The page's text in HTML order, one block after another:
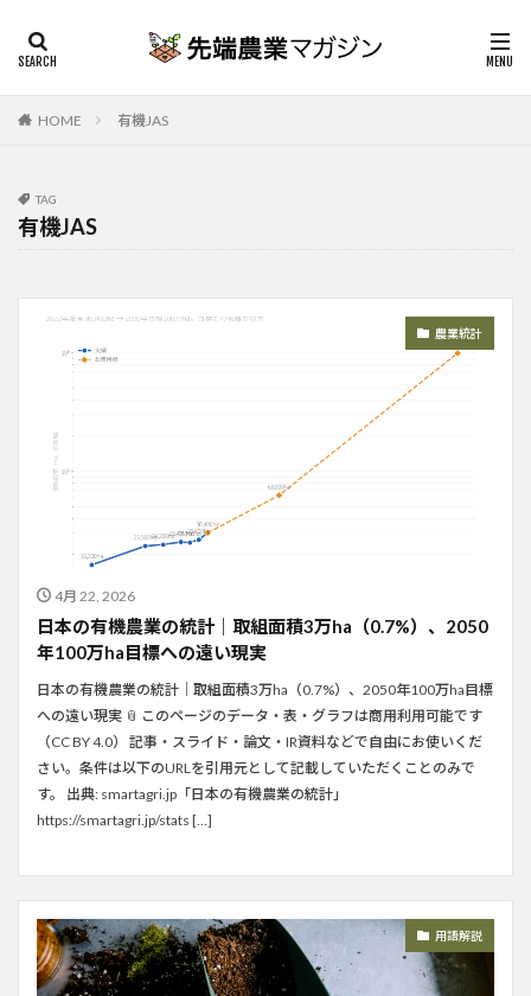
HOME 有機JAS
TAG
有機JAS
農業統計
4月 22, 2026
日本の有機農業の統計｜取組面積3万ha（0.7%）、2050
年100万ha目標への遠い現実
日本の有機農業の統計｜取組面積3万ha（0.7%）、2050年100万ha目標
への遠い現実 📎 このページのデータ・表・グラフは商用利用可能です
（CC BY 4.0） 記事・スライド・論文・IR資料などで自由にお使いくだ
さい。条件は以下のURLを引用元として記載していただくことのみで
す。 出典: smartagri.jp「日本の有機農業の統計」
https://smartagri.jp/stats […]
用語解説